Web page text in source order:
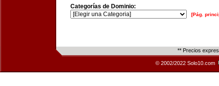
Categorías de Dominio:
[Pág.
** Precios
© 2002/2022 Solo10.com